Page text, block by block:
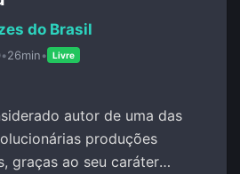
do Brasil
•26min• Livre
autor de uma das
produções
graças ao seu caráter